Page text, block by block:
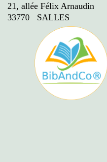
21, allée Félix Arnaudin
33770 SALLES